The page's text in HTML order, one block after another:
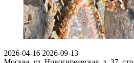
2026-04-16 2026-09-13